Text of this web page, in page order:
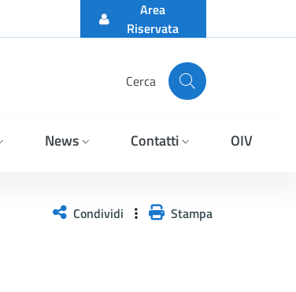
Area
Riservata
Cerca
News Contatti OIV
Condividi Stampa